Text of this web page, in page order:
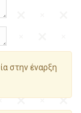
στην έναρξη